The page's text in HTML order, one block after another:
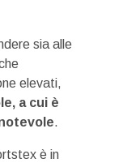
sia alle
elevati,
a cui è
.
è in